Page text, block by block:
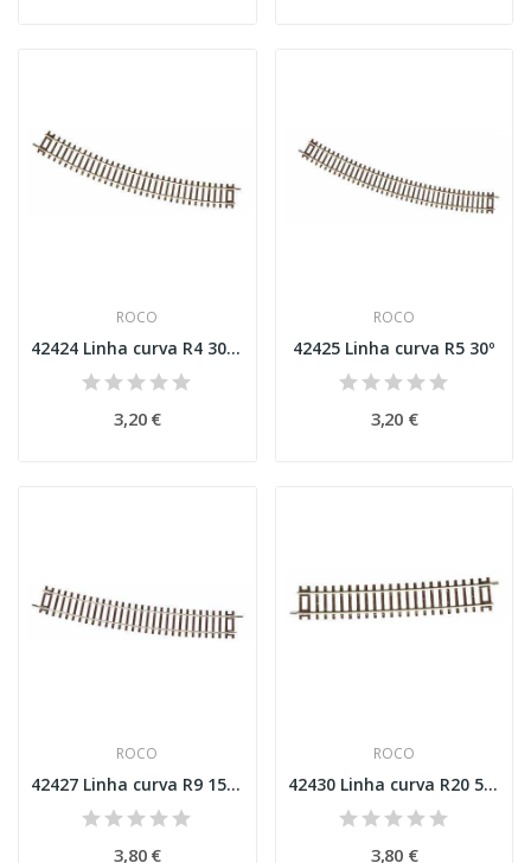
ROCO
42424 Linha curva R4 30º Esc H0
3,20 €
ROCO
42425 Linha curva R5 30º
3,20 €
ROCO
42427 Linha curva R9 15º Esc H0
3,80 €
ROCO
42430 Linha curva R20 5º Esc H0
3,80 €